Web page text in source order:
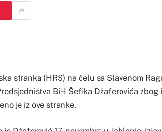
stranka (HRS) na čelu sa Slavenom
BiH Šefika Džaferovića zbog
je iz ove stranke.